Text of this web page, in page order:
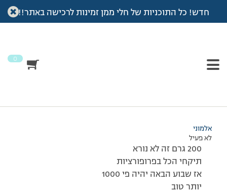
חדש! כל התוכניות של חלי ממן זמינות לרכישה באתר!!
0
עמוד הבית >דיונים>פורום >לדייזי
מוצגות 2 תגובות – 1 עד 2 (מתוך 2 סה״כ)
אלמוני
לא פעיל
200 גרם זה לא נורא
תיקחי הכל בפרופורציות
אז שבוע הבאה יהיה פי 1000
יותר טוב